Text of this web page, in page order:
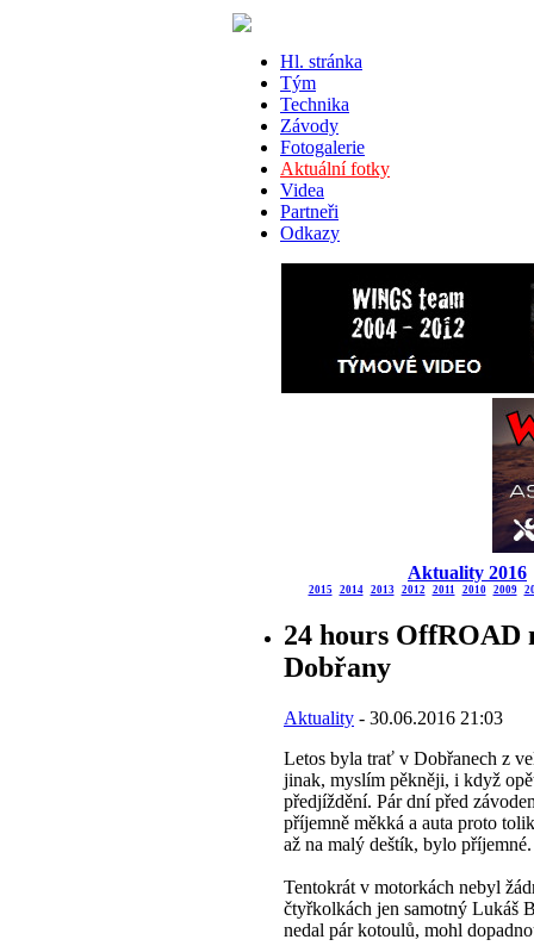
Hl. stránka
Tým
Technika
Závody
Fotogalerie
Aktuální fotky
Videa
Partneři
Odkazy
Aktuality 2016
2015 2014 2013 2012 2011 2010 2009
24 hours OffROAD
Dobřany
Aktuality - 30.06.2016 21:03
Letos byla trať v Dobřanech z
jinak, myslím pěkněji, i když
předjíždění. Pár dní před
příjemně měkká a auta proto
až na malý deštík, bylo příjemné.
Tentokrát v motorkách nebyl
čtyřkolkách jen samotný Lukáš
nedal pár kotoulů, mohl